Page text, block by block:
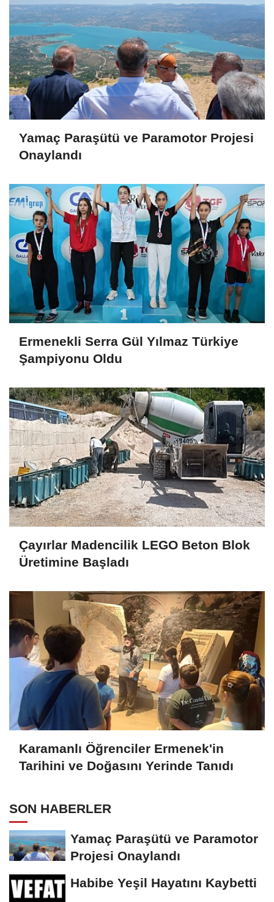
Yamaç Paraşütü ve Paramotor Projesi
Onaylandı
Ermenekli Serra Gül Yılmaz Türkiye
Şampiyonu Oldu
Çayırlar Madencilik LEGO Beton Blok
Üretimine Başladı
Karamanlı Öğrenciler Ermenek'in
Tarihini ve Doğasını Yerinde Tanıdı
SON HABERLER
Yamaç Paraşütü ve Paramotor
Projesi Onaylandı
Habibe Yeşil Hayatını Kaybetti